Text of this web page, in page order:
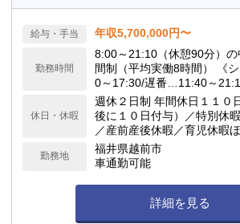
給与・手当 年収5,700,000円〜
勤務時間
8:00～21:10（休憩90分）
間制（平均実働8時間） 《
0～17:30/遅番…11:40～
休日・休暇
週休２日制 年間休日１１０
後に１０日付与）／特別休
／産前産後休暇／育児休暇
勤務地
福井県越前市
車通勤可能
詳細を見る